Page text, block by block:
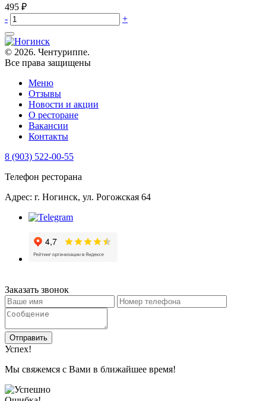
495 ₽
-
+
© 2026. Чентуриппе.
Все права защищены
Меню
Отзывы
Новости и акции
О ресторане
Вакансии
Контакты
8 (903) 522-00-55
Телефон ресторана
Адрес: г. Ногинск, ул. Рогожская 64
Заказать звонок
Отправить
Успех!
Мы свяжемся с Вами в ближайшее время!